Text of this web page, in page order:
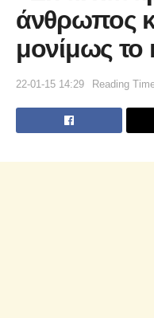
άνθρωπος
μονίμως το
22-01-15 14:29 Reading